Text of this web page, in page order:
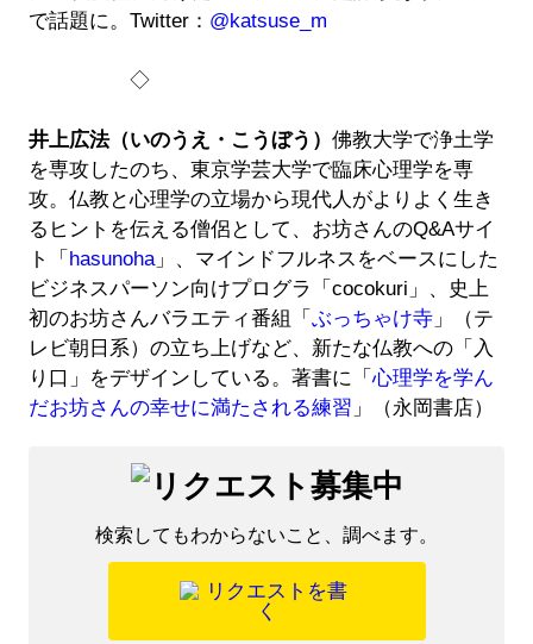
で話題に。Twitter： @katsuse_m
◇
井上広法（いのうえ・こうぼう） 佛教大学で浄土学
を専攻したのち、東京学芸大学で臨床心理学を専
攻。仏教と心理学の立場から現代人がよりよく生き
るヒントを伝える僧侶として、お坊さんのQ&Aサイ
ト「 hasunoha」、マインドフルネスをベースにした
ビジネスパーソン向けプログラ「cocokuri」、史上
初のお坊さんバラエティ番組「 ぶっちゃけ寺」（テ
レビ朝日系）の立ち上げなど、新たな仏教への「入
り口」をデザインしている。著書に「心理学を学ん
だお坊さんの幸せに満たされる練習 」（永岡書店）
検索してもわからないこと、調べます。